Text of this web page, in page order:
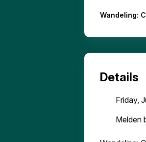
Wandeling:
Details
Friday,
Melden